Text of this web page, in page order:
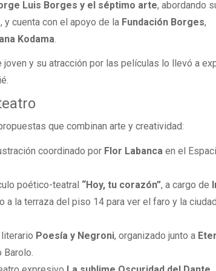
Luis Borges y el séptimo arte, abordando
, y cuenta con el apoyo de la Fundación Borges,
Kodama.
joven y su atracción por las películas lo llevó a
que combinan arte y creatividad:
coordinado por Flor Labanca en el
poético-teatral “Hoy, tu corazón”, a cargo de
a la terraza del piso 14 para ver el faro y la
Poesía y Negroni, organizado junto a